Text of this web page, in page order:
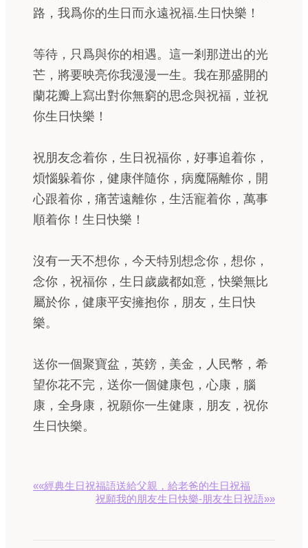
路，我爲你的生日而永遠祝福.生日快樂！
等待，只爲與你的相遇。這一剎那迸出的光
芒，將要映亮你我漫漫一生。我在那盛開的
蘭花瓣上寫出對你無窮的思念與祝福，並祝
你生日快樂！
祝朋友念着你，生日祝福你，好事追着你，
煩惱躲着你，健康伴隨你，病魔隔離你，開
心跟着你，痛苦遠離你，生活寵着你，萬事
順着你！生日快樂！
沒有一天不想你，今天特別想念你，想你，
念你，祝福你，生日歲歲都如意，快樂無比
屬於你，健康平安擁抱你，朋友，生日快
樂。
送你一個聚寶盆，英鎊，美金，人民幣，希
望你花不完，送你一個健康包，心康，腦
康，全身康，祝願你一生健康，朋友，祝你
生日快樂。
««經典生日祝福語送給父親，給老爸的生日祝福
祝願我的朋友生日快樂-朋友生日祝語»»